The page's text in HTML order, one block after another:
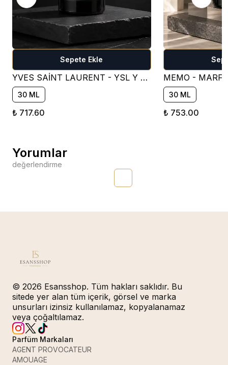
Sepete Ekle
YVES SAİNT LAURENT - YSL Y FOR MEN PARFÜM ESANSI - OM401 ( FRESH )
30 ML
₺ 717.60
30 ML
₺ 753.00
Yorumlar
değerlendirme
© 2026 Esansshop. Tüm hakları saklıdır. Bu
sitede yer alan tüm içerik, görsel ve marka
unsurları izinsiz kullanılamaz, kopyalanamaz
veya çoğaltılamaz.
Parfüm Markaları
AGENT PROVOCATEUR
AMOUAGE